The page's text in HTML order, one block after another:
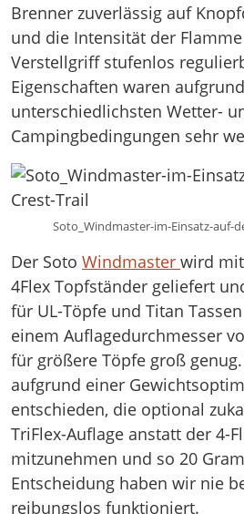
Brenner zuverlässig auf
und die Intensität der
Verstellgriff stufenlos
Eigenschaften waren
unterschiedlichsten Wetter-
Campingbedingungen sehr
Soto_Windmaster-im-Einsatz-auf-
Der Soto Windmaster wird
4Flex Topfständer geliefert
für UL-Töpfe und Titan
einem Auflagedurchmesser
für größere Töpfe groß
aufgrund einer
entschieden, die optional
TriFlex-Auflage anstatt der 4-
mitzunehmen und so 20
Entscheidung haben wir nie
reibungslos funktioniert.